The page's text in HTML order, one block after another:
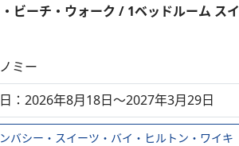
ビーチ・ウォーク / 1ベッドルーム スイ
ミー
：2026年8月18日～2027年3月29日
バシー・スイーツ・バイ・ヒルトン・ワイキ